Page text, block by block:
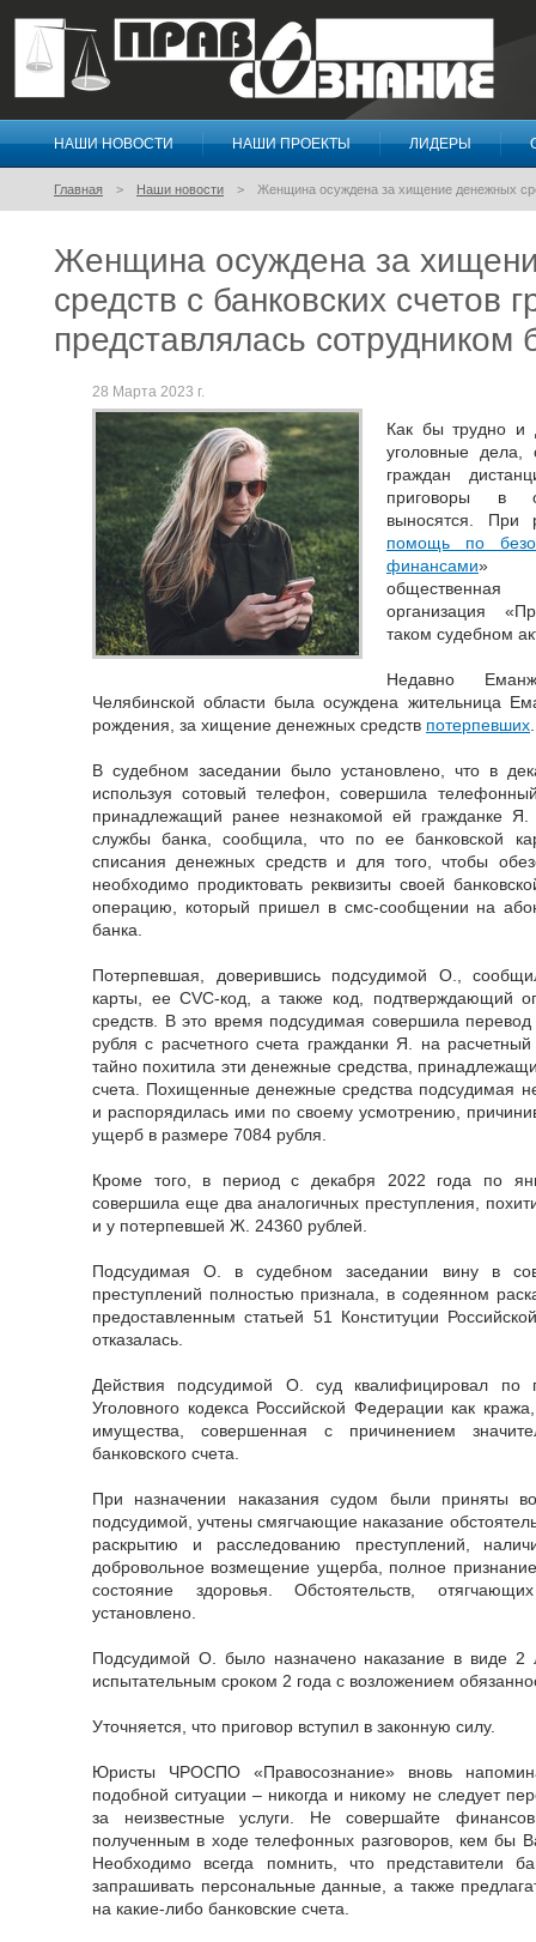
Правосознание
НАШИ НОВОСТИ НАШИ ПРОЕКТЫ ЛИДЕРЫ
Главная Наши новости Женщина осуждена за хищение денежных
Женщина осуждена за
средств с банковских счетов
представлялась сотрудником
28 Марта 2023 г.
Как бы трудно и
уголовные дела,
граждан
приговоры в
выносятся. При
помощь по
финансами»
общественная
организация
таком судебном
Недавно
Челябинской области была осуждена жительница
рождения, за хищение денежных средств потерпевших
В судебном заседании было установлено, что в
используя сотовый телефон, совершила
принадлежащий ранее незнакомой ей гражданке Я.
службы банка, сообщила, что по ее банковской
списания денежных средств и для того, чтобы
необходимо продиктовать реквизиты своей
операцию, который пришел в смс-сообщении на
банка.
Потерпевшая, доверившись подсудимой О.,
карты, ее CVC-код, а также код, подтверждающий
средств. В это время подсудимая совершила
рубля с расчетного счета гражданки Я. на
тайно похитила эти денежные средства,
счета. Похищенные денежные средства подсудимая
и распорядилась ими по своему усмотрению,
ущерб в размере 7084 рубля.
Кроме того, в период с декабря 2022 года по
совершила еще два аналогичных преступления,
и у потерпевшей Ж. 24360 рублей.
Подсудимая О. в судебном заседании вину в
преступлений полностью признала, в содеянном
предоставленным статьей 51 Конституции
отказалась.
Действия подсудимой О. суд квалифицировал по
Уголовного кодекса Российской Федерации как
имущества, совершенная с причинением
банковского счета.
При назначении наказания судом были приняты
подсудимой, учтены смягчающие наказание
раскрытию и расследованию преступлений,
добровольное возмещение ущерба, полное
состояние здоровья. Обстоятельств,
установлено.
Подсудимой О. было назначено наказание в виде 2
испытательным сроком 2 года с возложением
Уточняется, что приговор вступил в законную силу.
Юристы ЧРОСПО «Правосознание» вновь
подобной ситуации – никогда и никому не следует
за неизвестные услуги. Не совершайте
полученным в ходе телефонных разговоров, кем бы
Необходимо всегда помнить, что представители
запрашивать персональные данные, а также
на какие-либо банковские счета.